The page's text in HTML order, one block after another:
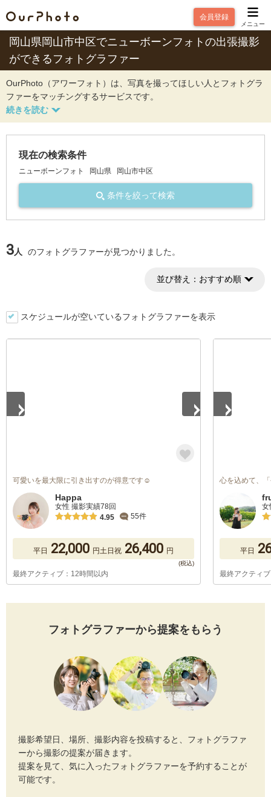
会員登録
メニュー
岡山県岡山市中区でニューボーンフォトの出張撮影
ができるフォトグラファー
OurPhoto（アワーフォト）は、写真を撮ってほしい人とフォトグラ
ファーをマッチングするサービスです。
現在の検索条件
ニューボーンフォト 岡山県 岡山市中区
条件を絞って検索
3人 のフォトグラファーが見つかりました。
並び替え： おすすめ順
スケジュールが空いているフォトグラファーを表示
可愛いを最大限に引き出すのが得意です☺️
Happa
女性 撮影実績78回
4.95
55件
平日 22,000 円土日祝 26,400 円
最終アクティブ：12時間以内
心を込めて、
女
平日
最終アクティ
フォトグラファーから提案をもらう
撮影希望日、場所、撮影内容を投稿すると、フォトグラファ
ーから撮影の提案が届きます。
提案を見て、気に入ったフォトグラファーを予約することが
可能です。